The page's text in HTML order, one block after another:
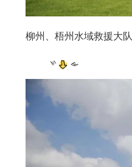
柳州、梧州水域救援大队